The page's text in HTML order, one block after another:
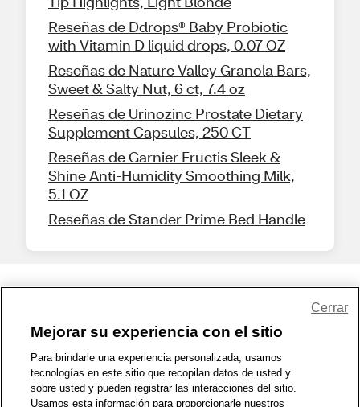
Reseñas de Ddrops® Baby Probiotic
with Vitamin D liquid drops, 0.07 OZ
Reseñas de Nature Valley Granola Bars,
Sweet & Salty Nut, 6 ct, 7.4 oz
Reseñas de Urinozinc Prostate Dietary
Supplement Capsules, 250 CT
Reseñas de Garnier Fructis Sleek &
Shine Anti-Humidity Smoothing Milk,
5.1 OZ
Reseñas de Stander Prime Bed Handle
1-800-679-9691 | Contáctenos | Términos de Uso | Accesibilidad
Política de Privacidad | WA Privacy Policy | Mapa del sitio
Zona de Bienestar | © 1999 - 2026 CVS.com
Mejorar su experiencia con el sitio
Para brindarle una experiencia personalizada, usamos
tecnologías en este sitio que recopilan datos de usted y
sobre usted y pueden registrar las interacciones del sitio.
Usamos esta información para proporcionarle nuestros
Cerrar